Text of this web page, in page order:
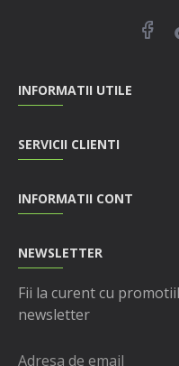
INFORMATII UTILE
SERVICII CLIENTI
INFORMATII CONT
NEWSLETTER
Fii la curent cu
newsletter